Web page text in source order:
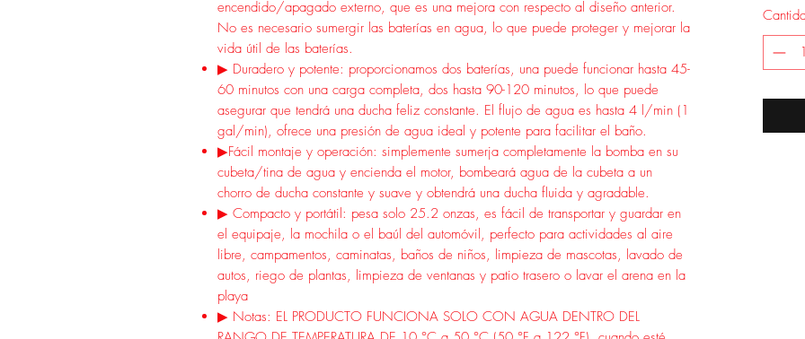
encendido/apagado externo, que es una mejora con respecto al diseño anterior.
No es necesario sumergir las baterías en agua, lo que puede proteger y mejorar la
vida útil de las baterías.
▶ Duradero y potente: proporcionamos dos baterías, una puede funcionar hasta 45-
60 minutos con una carga completa, dos hasta 90-120 minutos, lo que puede
asegurar que tendrá una ducha feliz constante. El flujo de agua es hasta 4 l/min (1
gal/min), ofrece una presión de agua ideal y potente para facilitar el baño.
▶Fácil montaje y operación: simplemente sumerja completamente la bomba en su
cubeta/tina de agua y encienda el motor, bombeará agua de la cubeta a un
chorro de ducha constante y suave y obtendrá una ducha fluida y agradable.
▶ Compacto y portátil: pesa solo 25.2 onzas, es fácil de transportar y guardar en
el equipaje, la mochila o el baúl del automóvil, perfecto para actividades al aire
libre, campamentos, caminatas, baños de niños, limpieza de mascotas, lavado de
autos, riego de plantas, limpieza de ventanas y patio trasero o lavar el arena en la
playa
▶ Notas: EL PRODUCTO FUNCIONA SOLO CON AGUA DENTRO DEL